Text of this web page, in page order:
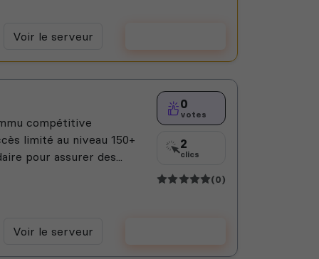
Voir le serveur
compétitive
limité au niveau 150+
pour assurer des...
0
votes
2
clics
(0)
Voir le serveur